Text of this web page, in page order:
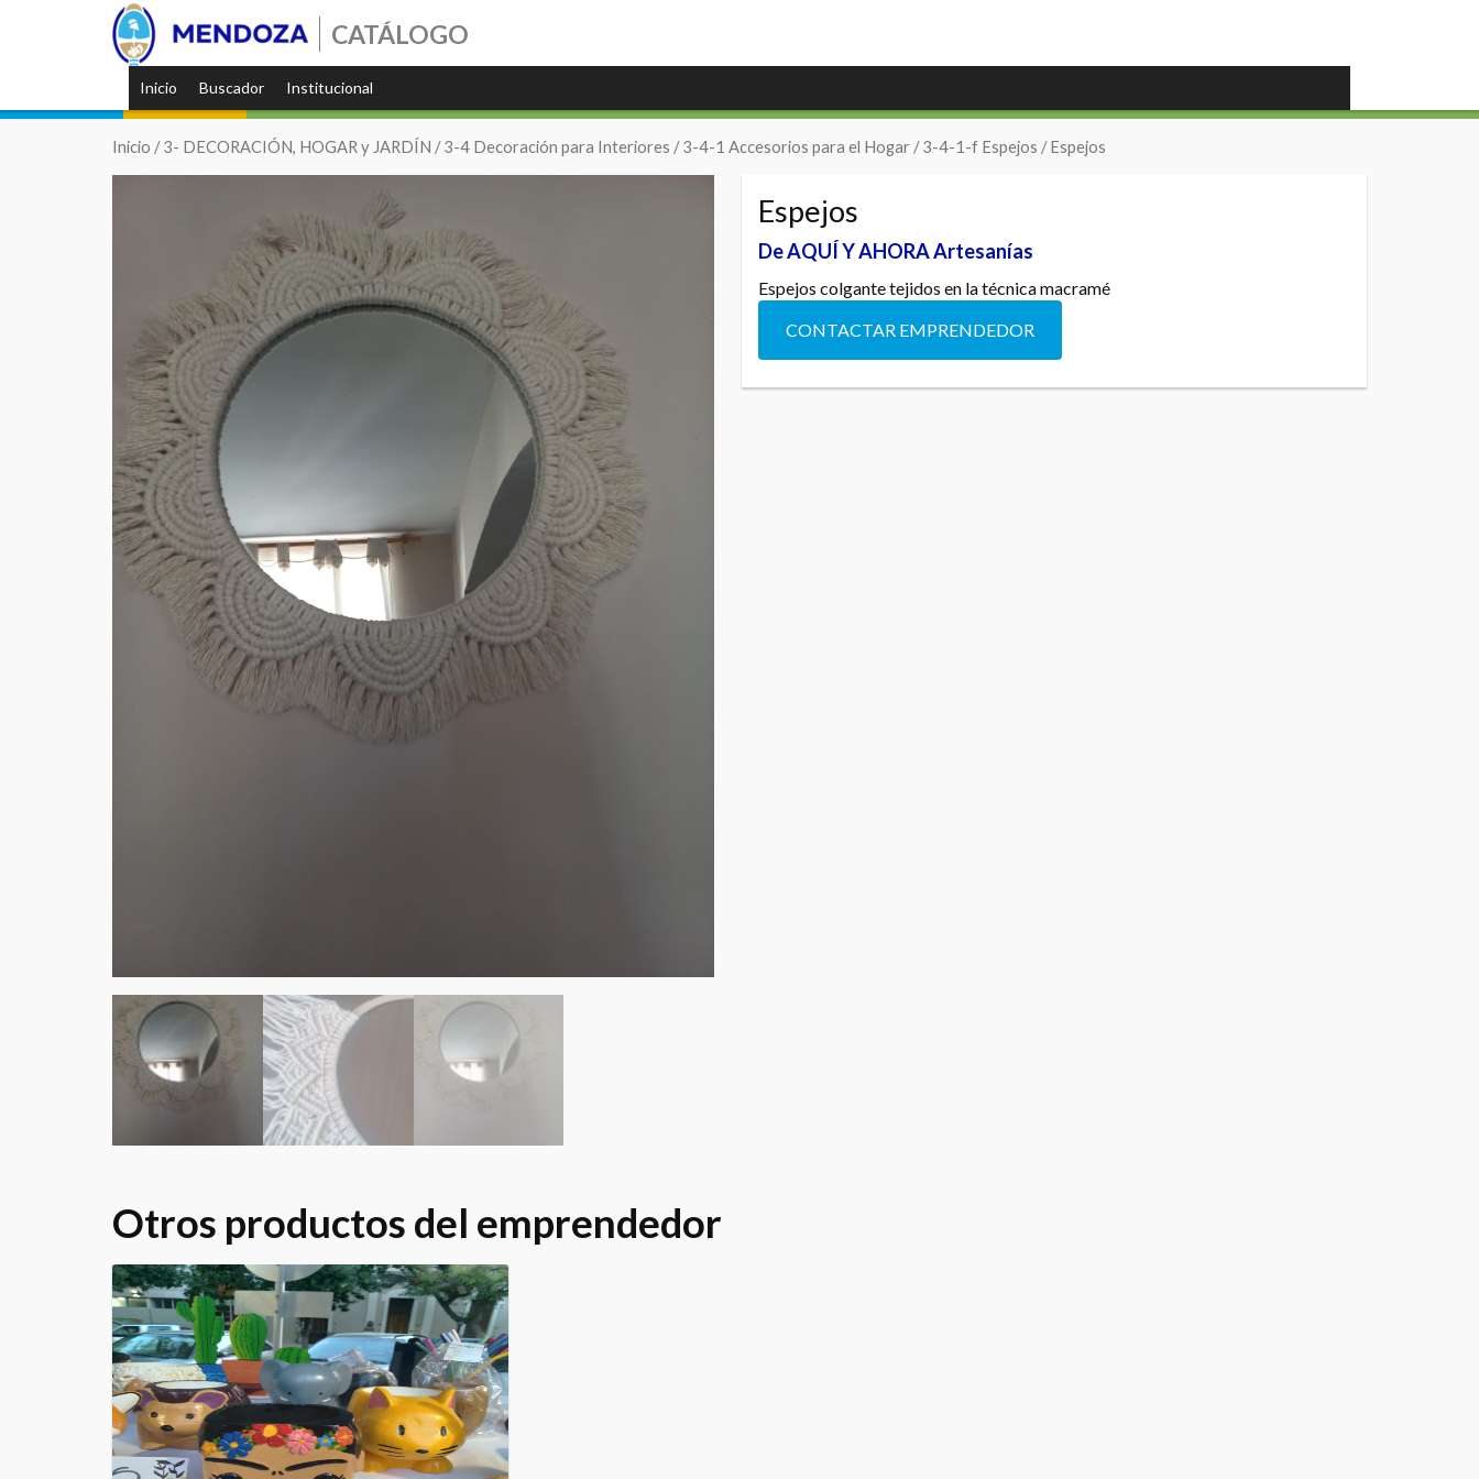
CATÁLOGO
Inicio Buscador Institucional
Inicio /3- DECORACIÓN, HOGAR y JARDÍN /3-4 Decoración para Interiores /3-4-1 Accesorios para el Hogar /3-4-1-f Espejos / Espejos
Espejos
De AQUÍ Y AHORA Artesanías
Espejos colgante tejidos en la técnica macramé
CONTACTAR EMPRENDEDOR
Otros productos del emprendedor